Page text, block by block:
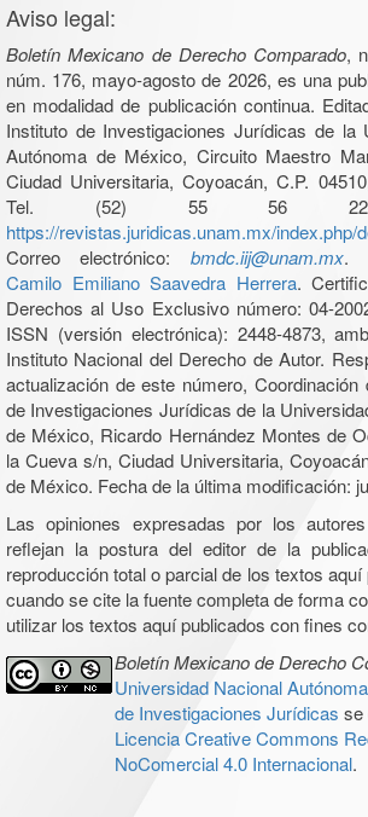
Aviso legal:
Boletín Mexicano de Derecho Comparado,
núm. 176, mayo-agosto de 2026, es una
en modalidad de publicación continua.
Instituto de Investigaciones Jurídicas de la
Autónoma de México, Circuito Maestro
Ciudad Universitaria, Coyoacán, C.P.
Tel. (52) 55 56
https://revistas.juridicas.unam.mx/index.php/
Correo electrónico: bmdc.iij@unam.mx.
Camilo Emiliano Saavedra Herrera.
Derechos al Uso Exclusivo número: 04-
ISSN (versión electrónica): 2448-4873,
Instituto Nacional del Derecho de Autor.
actualización de este número,
de Investigaciones Jurídicas de la
de México, Ricardo Hernández Montes de
la Cueva s/n, Ciudad Universitaria,
de México. Fecha de la última modificación:
Las opiniones expresadas por los
reflejan la postura del editor de la
reproducción total o parcial de los textos
cuando se cite la fuente completa de forma
utilizar los textos aquí publicados con fines
Boletín Mexicano de Derecho
Universidad Nacional
de Investigaciones Jurídicas se
Licencia Creative Commons
NoComercial 4.0 Internacional.